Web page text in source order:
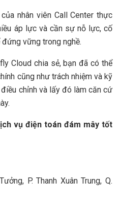
nhân viên Call Center thực
áp lực và cần sự nỗ lực, cố
vững trong nghề.
Cloud chia sẻ, bạn đã có thể
cũng như trách nhiệm và kỹ
chỉnh và lấy đó làm căn cứ
vụ điện toán đám mây tốt
P. Thanh Xuân Trung, Q.